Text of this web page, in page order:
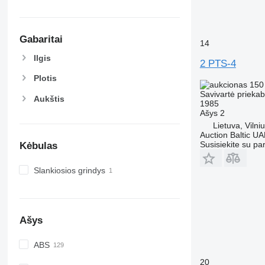
Gabaritai
Ilgis
Plotis
Aukštis
Kėbulas
Slankiosios grindys
Ašys
ABS
14
2 PTS-4
150
Savivartė
1985
Ašys 2
Lietuva,
Auction Baltic
Susisiekite su
20